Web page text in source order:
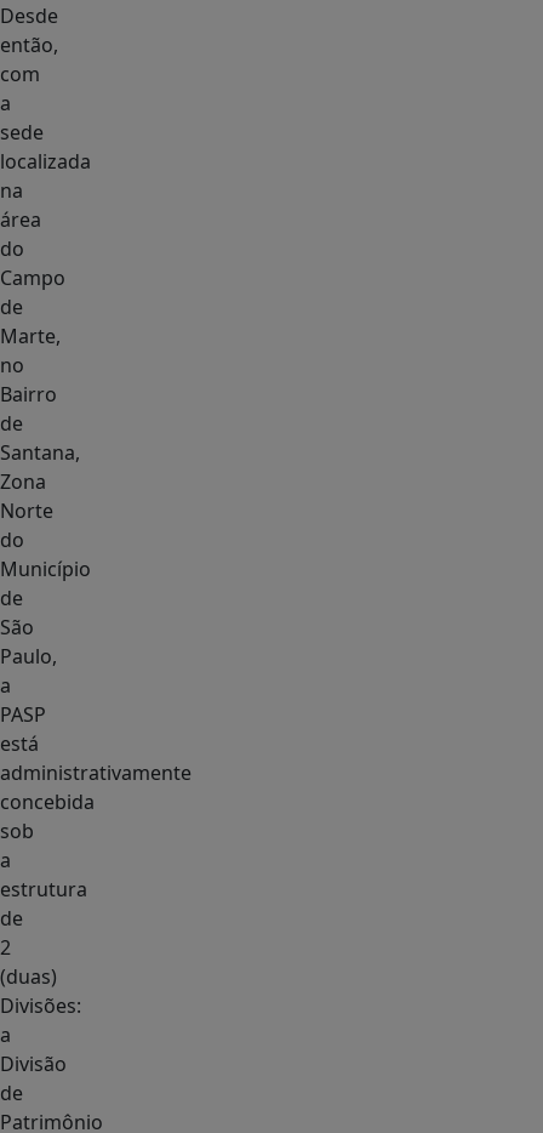
Desde
então,
com
a
sede
localizada
na
área
do
Campo
de
Marte,
no
Bairro
de
Santana,
Zona
Norte
do
Município
de
São
Paulo,
a
PASP
está
administrativamente
concebida
sob
a
estrutura
de
2
(duas)
Divisões:
a
Divisão
de
Patrimônio